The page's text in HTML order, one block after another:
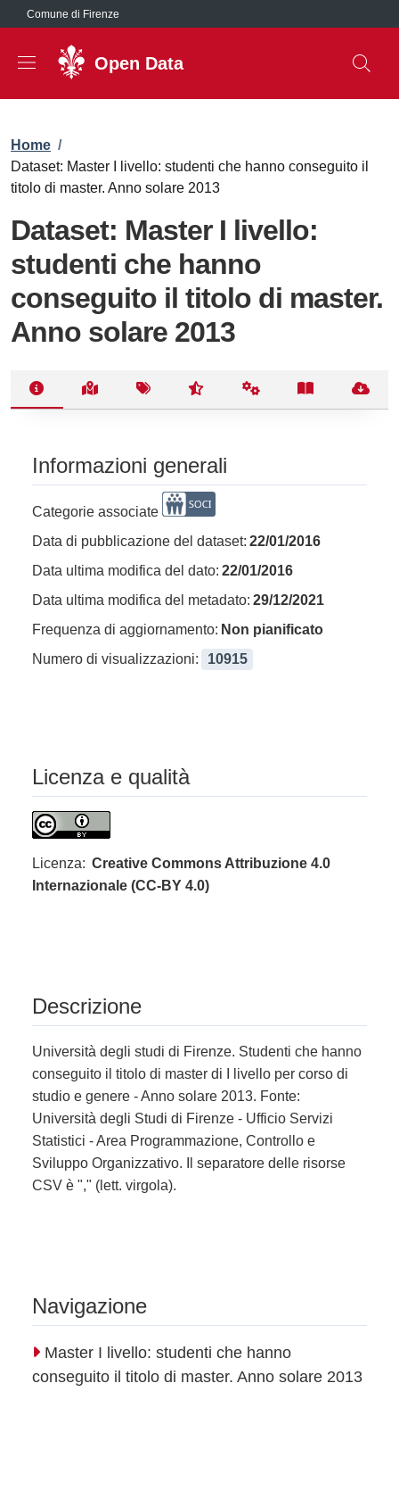
Salta al contenuto principale
Comune di Firenze
Open Data
Briciole di pane
Home /
Dataset: Master I livello: studenti che hanno conseguito il
titolo di master. Anno solare 2013
Dataset: Master I livello:
studenti che hanno
conseguito il titolo di master.
Anno solare 2013
Informazioni generali
Categorie associate
Data di pubblicazione del dataset: 22/01/2016
Data ultima modifica del dato: 22/01/2016
Data ultima modifica del metadato: 29/12/2021
Frequenza di aggiornamento: Non pianificato
Numero di visualizzazioni:
10915
Licenza e qualità
Licenza: Creative Commons Attribuzione 4.0
Internazionale (CC-BY 4.0)
Descrizione
Università degli studi di Firenze. Studenti che hanno
conseguito il titolo di master di I livello per corso di
studio e genere - Anno solare 2013. Fonte:
Università degli Studi di Firenze - Ufficio Servizi
Statistici - Area Programmazione, Controllo e
Sviluppo Organizzativo. Il separatore delle risorse
CSV è "," (lett. virgola).
Navigazione
Master I livello: studenti che hanno
conseguito il titolo di master. Anno solare 2013